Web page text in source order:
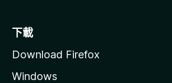
下載
Download Firefox
Windows